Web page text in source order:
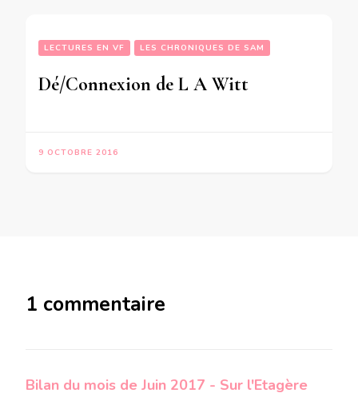
LECTURES EN VF LES CHRONIQUES DE SAM
Dé/Connexion de L A Witt
9 OCTOBRE 2016
1 commentaire
Bilan du mois de Juin 2017 - Sur l'Etagère